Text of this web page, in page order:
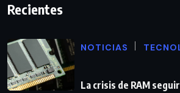
Recientes
NOTICIAS
La crisis de RAM